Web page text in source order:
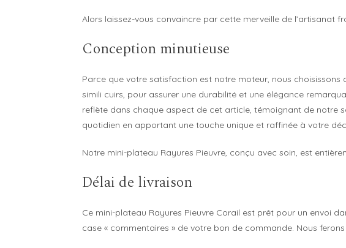
Alors laissez-vous convaincre par cette merveille de l’artisanat
Conception minutieuse
Parce que votre satisfaction est notre moteur, nous
simili cuirs, pour assurer une durabilité et une élégance
reflète dans chaque aspect de cet article, témoignant de notre
quotidien en apportant une touche unique et raffinée à votre
Notre mini-plateau Rayures Pieuvre, conçu avec soin, est
Délai de livraison
Ce mini-plateau Rayures Pieuvre Corail est prêt pour un envoi
case « commentaires » de votre bon de commande. Nous